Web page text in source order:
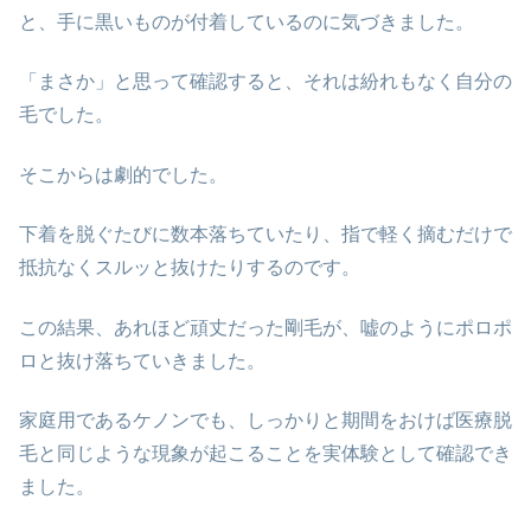
と、手に黒いものが付着しているのに気づきました。
「まさか」と思って確認すると、それは紛れもなく自分の
毛でした。
そこからは劇的でした。
下着を脱ぐたびに数本落ちていたり、指で軽く摘むだけで
抵抗なくスルッと抜けたりするのです。
この結果、あれほど頑丈だった剛毛が、嘘のようにポロポ
ロと抜け落ちていきました。
家庭用であるケノンでも、しっかりと期間をおけば医療脱
毛と同じような現象が起こることを実体験として確認でき
ました。